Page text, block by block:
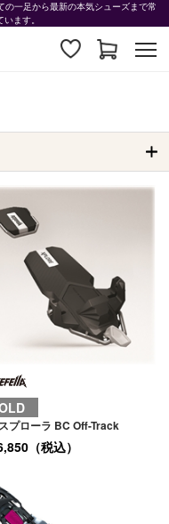
一足から最新の本気シューズまで常
ます。
プローラ BC Off-Track
（税込）